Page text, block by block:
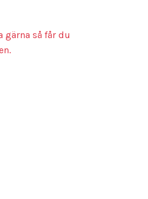
gärna så får du